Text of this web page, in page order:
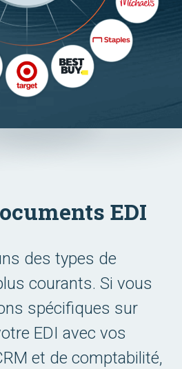
EDI
des types de
courants. Si vous
spécifiques sur
EDI avec vos
et de comptabilité,